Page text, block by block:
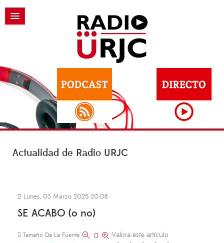
Actualidad de Radio URJC
Lunes, 03 Marzo 2025 20:08
SE ACABO (o no)
Tamaño De La Fuente
Valora este artículo